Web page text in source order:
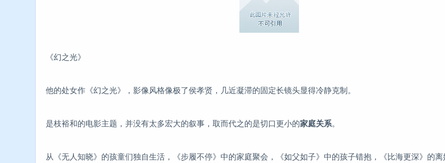
《幻之光》
他的处女作《幻之光》，影像风格像极了侯孝贤，几近凝滞的固定长镜头显得冷静克制。
是枝裕和的电影主题，并没有太多宏大的叙事，取而代之的是切口更小的家庭关系。
从《无人知晓》的孩童们独自生活，《步履不停》中的家庭聚会，《如父如子》中的孩子错抱，《比海更深》的